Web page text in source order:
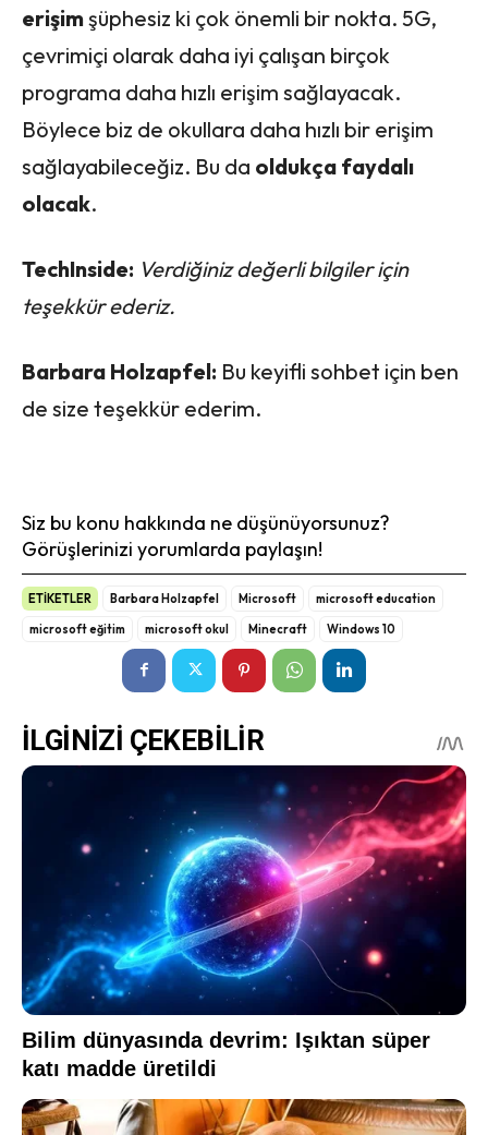
erişimşüphesiz ki çok önemli bir nokta. 5G,
çevrimiçi olarak daha iyi çalışan birçok
programa daha hızlı erişim sağlayacak.
Böylece biz de okullara daha hızlı bir erişim
sağlayabileceğiz. Bu da oldukça faydalı
olacak.
TechInside: Verdiğiniz değerli bilgiler için
teşekkür ederiz.
Barbara Holzapfel: Bu keyifli sohbet için ben
de size teşekkür ederim.
Siz bu konu hakkında ne düşünüyorsunuz?
Görüşlerinizi yorumlarda paylaşın!
ETİKETLER Barbara Holzapfel Microsoft
microsoft education
microsoft eğitim
microsoft okul Minecraft Windows 10